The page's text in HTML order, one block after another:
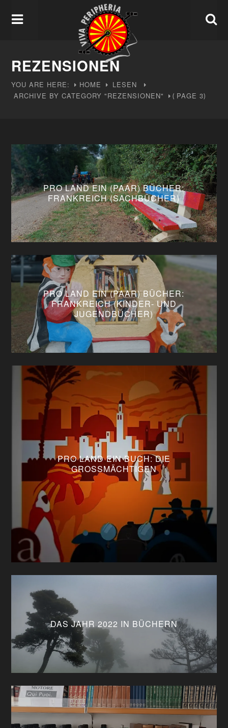
REZENSIONEN
YOU ARE HERE: HOME
LESEN
ARCHIVE BY CATEGORY "REZENSIONEN"
( PAGE 3)
PRO LAND EIN (PAAR) BÜCHER:
FRANKREICH (SACHBÜCHER)
PRO LAND EIN (PAAR) BÜCHER:
FRANKREICH (KINDER- UND
JUGENDBÜCHER)
PRO LAND EIN BUCH: DIE
GROSSMÄCHTIGEN
DAS JAHR 2022 IN BÜCHERN